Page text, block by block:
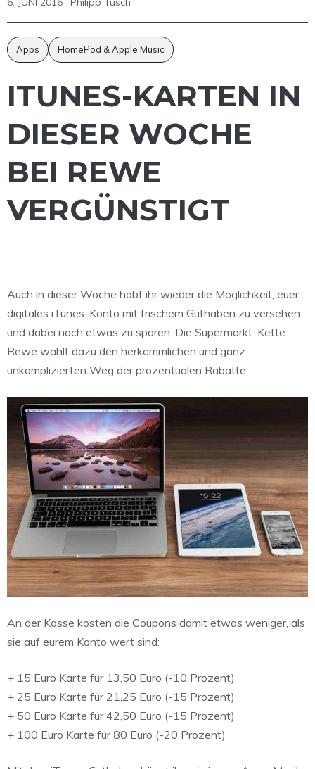
Apps HomePod & Apple Music
ITUNES-KARTEN IN
DIESER WOCHE
BEI REWE
VERGÜNSTIGT
Auch in dieser Woche habt ihr wieder die Möglichkeit, euer
digitales iTunes-Konto mit frischem Guthaben zu versehen
und dabei noch etwas zu sparen. Die Supermarkt-Kette
Rewe wählt dazu den herkömmlichen und ganz
unkomplizierten Weg der prozentualen Rabatte.
An der Kasse kosten die Coupons damit etwas weniger, als
sie auf eurem Konto wert sind:
+ 15 Euro Karte für 13,50 Euro (-10 Prozent)
+ 25 Euro Karte für 21,25 Euro (-15 Prozent)
+ 50 Euro Karte für 42,50 Euro (-15 Prozent)
+ 100 Euro Karte für 80 Euro (-20 Prozent)